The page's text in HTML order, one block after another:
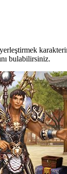
bulabilirsiniz.